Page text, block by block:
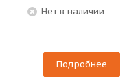
Нет в наличии
Подробнее